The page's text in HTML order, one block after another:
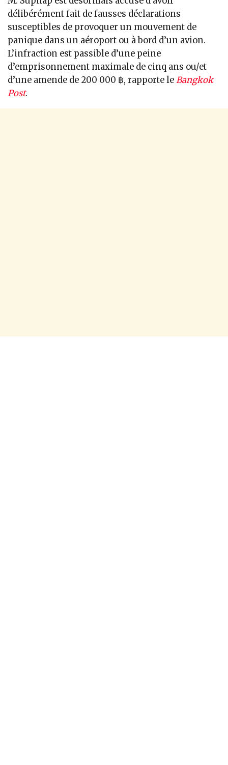
délibérément fait de fausses déclarations
susceptibles de provoquer un mouvement de
panique dans un aéroport ou à bord d’un avion.
L’infraction est passible d’une peine
d’emprisonnement maximale de cinq ans ou/et
d’une amende de 200 000 ฿, rapporte leBangkok
Post.